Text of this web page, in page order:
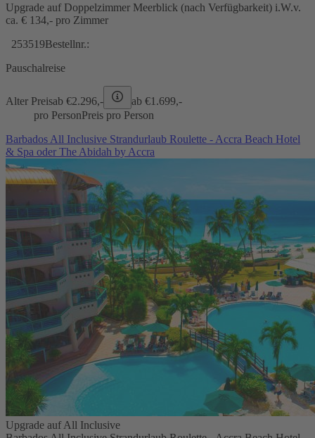
Upgrade auf Doppelzimmer Meerblick (nach Verfügbarkeit) i.W.v.
ca. € 134,- pro Zimmer
253519Bestellnr.:
Pauschalreise
Alter Preisab €2.296,- ab €1.699,-
pro PersonPreis pro Person
Barbados All Inclusive Strandurlaub Roulette - Accra Beach Hotel
& Spa oder The Abidah by Accra
Upgrade auf All Inclusive